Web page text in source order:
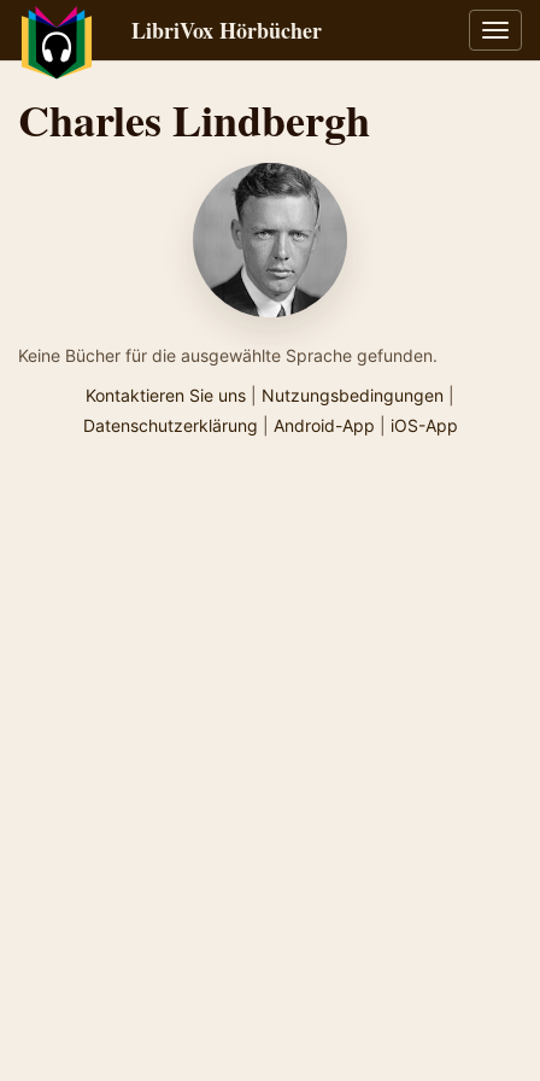
LibriVox Hörbücher
Charles Lindbergh
Keine Bücher für die ausgewählte Sprache gefunden.
Kontaktieren Sie uns
Nutzungsbedingungen
Datenschutzerklärung
Android-App iOS-App